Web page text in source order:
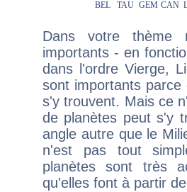
Dans votre thème
importants - en
dans l'ordre Vierge,
sont importants parce
s'y trouvent. Mais ce
de planètes peut s'y
angle autre que le
n'est pas tout
planètes sont très
qu'elles font à partir